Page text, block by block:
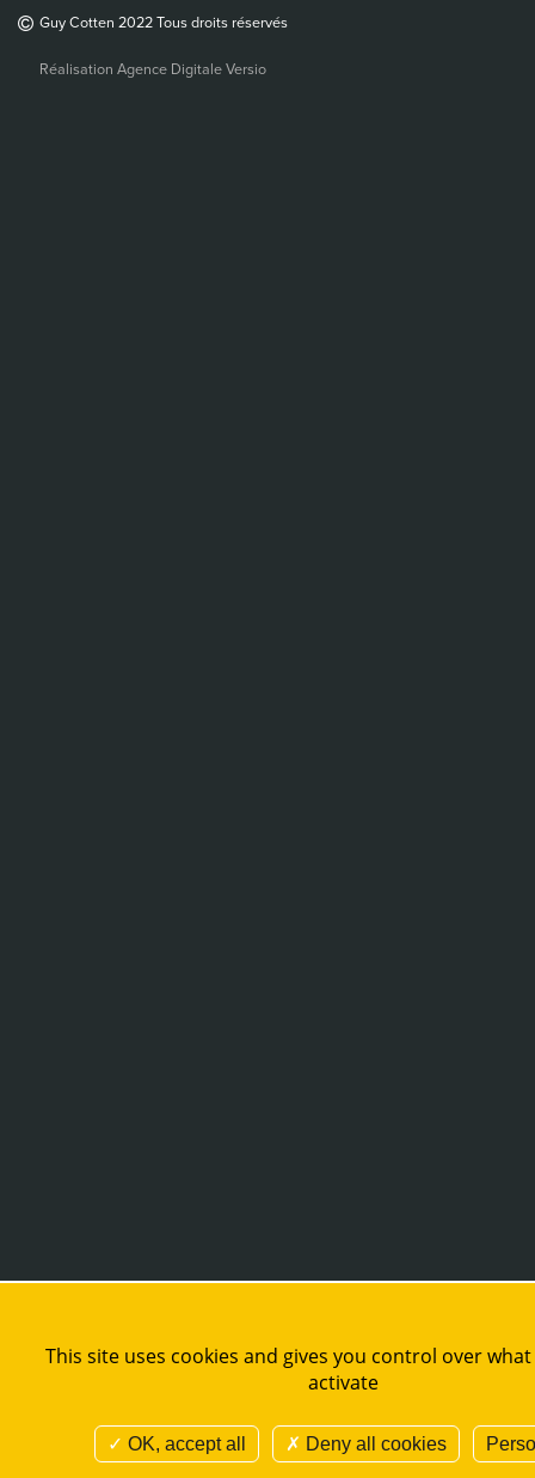
Guy Cotten 2022 Tous droits réservés
Réalisation Agence Digitale Versio
This site uses cookies and gives you control over
activate
OK, accept all Deny all cookies